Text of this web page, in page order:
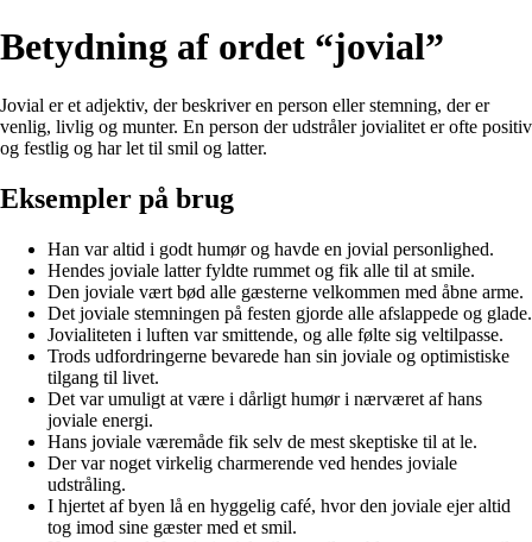
Betydning af ordet “jovial”
Jovial er et adjektiv, der beskriver en person eller stemning, der er
venlig, livlig og munter. En person der udstråler jovialitet er ofte positiv
og festlig og har let til smil og latter.
Eksempler på brug
Han var altid i godt humør og havde en jovial personlighed.
Hendes joviale latter fyldte rummet og fik alle til at smile.
Den joviale vært bød alle gæsterne velkommen med åbne arme.
Det joviale stemningen på festen gjorde alle afslappede og glade.
Jovialiteten i luften var smittende, og alle følte sig veltilpasse.
Trods udfordringerne bevarede han sin joviale og optimistiske
tilgang til livet.
Det var umuligt at være i dårligt humør i nærværet af hans
joviale energi.
Hans joviale væremåde fik selv de mest skeptiske til at le.
Der var noget virkelig charmerende ved hendes joviale
udstråling.
I hjertet af byen lå en hyggelig café, hvor den joviale ejer altid
tog imod sine gæster med et smil.